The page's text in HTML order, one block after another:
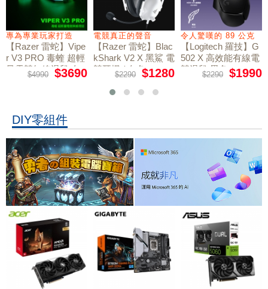
專為專業玩家打造
【Razer 雷蛇】Vipe
r V3 PRO 毒蝰 超輕
量電競無線滑鼠 白
$4990 $3690
電競真正的聲音
【Razer 雷蛇】Blac
kShark V2 X 黑鯊 電
競耳機 / 白色
$2290 $1280
令人驚嘆的 89 公克
【Logitech 羅技】G
502 X 高效能有線電
競滑鼠 黑色
$2290 $1990
DIY零組件